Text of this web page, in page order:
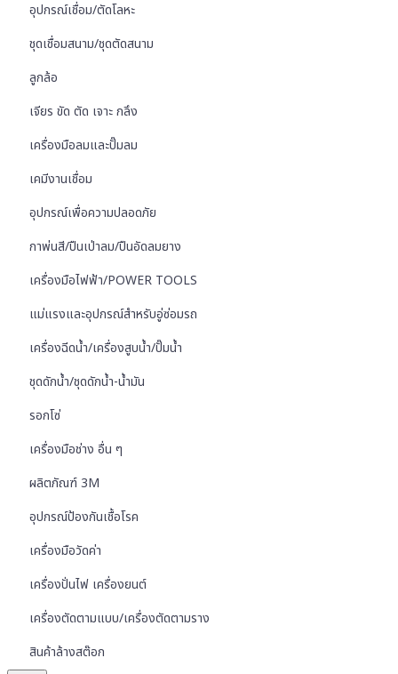
อุปกรณ์เชื่อม/ตัดโลหะ
ชุดเชื่อมสนาม/ชุดตัดสนาม
ลูกล้อ
เจียร ขัด ตัด เจาะ กลึง
เครื่องมือลมและปั๊มลม
เคมีงานเชื่อม
อุปกรณ์เพื่อความปลอดภัย
กาพ่นสี/ปืนเป่าลม/ปืนอัดลมยาง
เครื่องมือไฟฟ้า/POWER TOOLS
แม่แรงและอุปกรณ์สำหรับอู่ซ่อมรถ
เครื่องฉีดน้ำ/เครื่องสูบน้ำ/ปั๊มน้ำ
ชุดดักน้ำ/ชุดดักน้ำ-น้ำมัน
รอกโซ่
เครื่องมือช่าง อื่น ๆ
ผลิตภัณฑ์ 3M
อุปกรณ์ป้องกันเชื้อโรค
เครื่องมือวัดค่า
เครื่องปั่นไฟ เครื่องยนต์
เครื่องตัดตามแบบ/เครื่องตัดตามราง
สินค้าล้างสต๊อก